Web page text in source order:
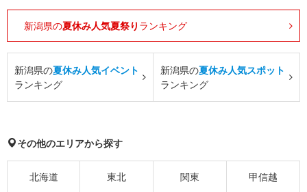
新潟県の夏休み人気夏祭り ランキング
新潟県の夏休み人気イベント
ランキング
新潟県の夏休み人気スポット
ランキング
その他のエリアから探す
北海道 東北 関東 甲信越